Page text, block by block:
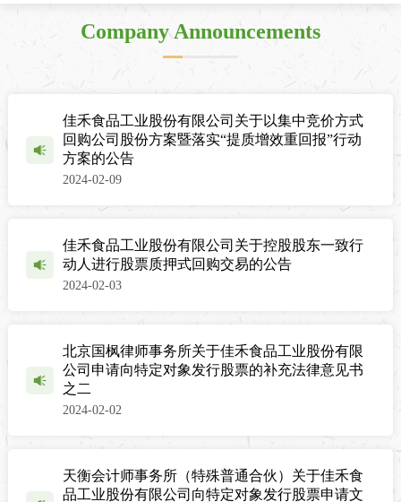
Company Announcements
佳禾食品工业股份有限公司关于以集中竞价方式
回购公司股份方案暨落实“提质增效重回报”行动
方案的公告
2024-02-09
佳禾食品工业股份有限公司关于控股股东一致行
动人进行股票质押式回购交易的公告
2024-02-03
北京国枫律师事务所关于佳禾食品工业股份有限
公司申请向特定对象发行股票的补充法律意见书
之二
2024-02-02
天衡会计师事务所（特殊普通合伙）关于佳禾食
品工业股份有限公司向特定对象发行股票申请文